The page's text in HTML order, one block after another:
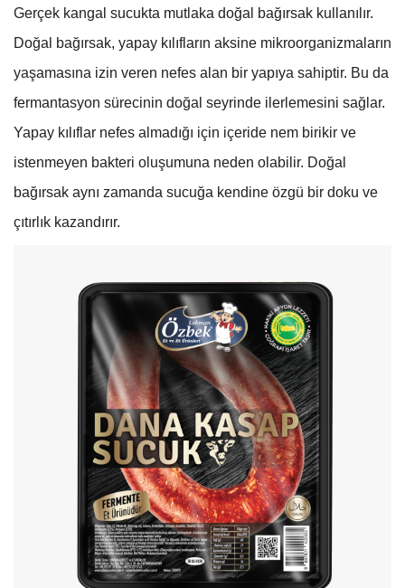
Gerçek kangal sucukta mutlaka doğal bağırsak kullanılır.
Doğal bağırsak, yapay kılıfların aksine mikroorganizmaların
yaşamasına izin veren nefes alan bir yapıya sahiptir. Bu da
fermantasyon sürecinin doğal seyrinde ilerlemesini sağlar.
Yapay kılıflar nefes almadığı için içeride nem birikir ve
istenmeyen bakteri oluşumuna neden olabilir. Doğal
bağırsak aynı zamanda sucuğa kendine özgü bir doku ve
çıtırlık kazandırır.